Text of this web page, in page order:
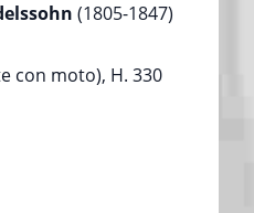
(1805-1847)
con moto), H. 330